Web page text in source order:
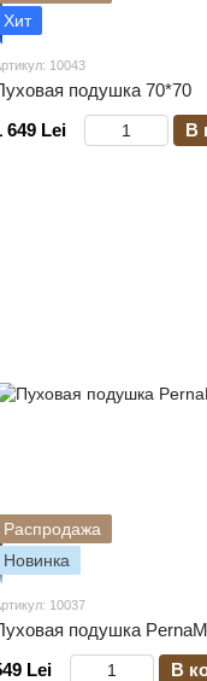
Хит
10043
подушка 70*70
649 Lei
В
Распродажа
Новинка
10037
подушка
Lei
В